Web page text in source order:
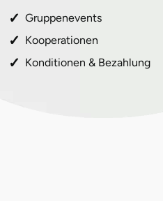
Gruppenevents
Kooperationen
Konditionen & Bezahlung